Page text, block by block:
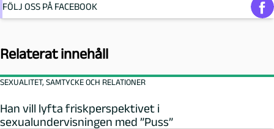
FÖLJ OSS PÅ FACEBOOK
Relaterat innehåll
SEXUALITET, SAMTYCKE OCH RELATIONER
Han vill lyfta friskperspektivet i
sexualundervisningen med ”Puss”